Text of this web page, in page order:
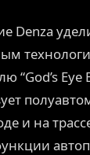
Denza
“God’s Eye
и на